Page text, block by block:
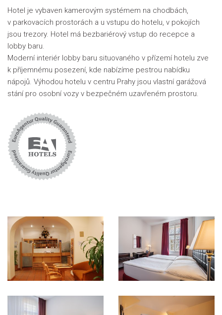
Hotel je vybaven kamerovým systémem na chodbách,
v parkovacích prostorách a u vstupu do hotelu, v pokojích
jsou trezory. Hotel má bezbariérový vstup do recepce a
lobby baru.
Moderní interiér lobby baru situovaného v přízemí hotelu zve
k příjemnému posezení, kde nabízíme pestrou nabídku
nápojů. Výhodou hotelu v centru Prahy jsou vlastní garážová
stání pro osobní vozy v bezpečném uzavřeném prostoru.